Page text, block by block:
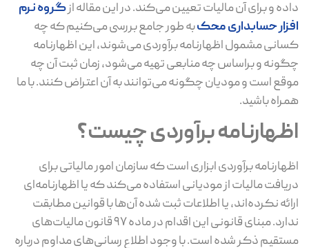
داده و برای آن مالیات تعیین می‌کند. در این مقاله ازگروه نرم
افزار حسابداری محکبه ‌طور جامع بررسی می‌کنیم که چه
کسانی مشمول اظهارنامه برآوردی می‌شوند، این اظهارنامه
چگونه و براساس چه منابعی تهیه می‌شود، زمان ثبت آن چه
موقع است و مودیان چگونه می‌توانند به آن اعتراض کنند. با ما
همراه باشید.
اظهارنامه برآوردی چیست؟
اظهارنامه برآوردی ابزاری است که سازمان امور مالیاتی برای
دریافت مالیات از مودیانی استفاده می‌کند که یا اظهارنامه‌ای
ارائه نکرده‌اند، یا اطلاعات ثبت ‌شده آن‌ها با قوانین مطابقت
ندارد. مبنای قانونی این اقدام در ماده ۹۷ قانون مالیات‌های
مستقیم ذکر شده است. با وجود اطلاع ‌رسانی‌های مداوم درباره